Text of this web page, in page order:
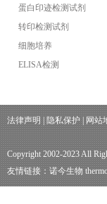
蛋白印迹检测试剂
转印检测试剂
细胞培养
ELISA检测
法律声明 隐私保护 网站
Copyright 2002-2023 All
友情链接： 诺今生物